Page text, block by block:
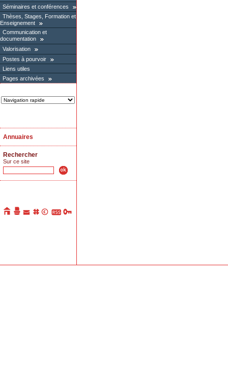
Séminaires et conférences
Thèses, Stages, Formation et
Enseignement
Communication et
documentation
Valorisation
Postes à pourvoir
Liens utiles
Pages archivées
Annuaires
Rechercher
Sur ce site